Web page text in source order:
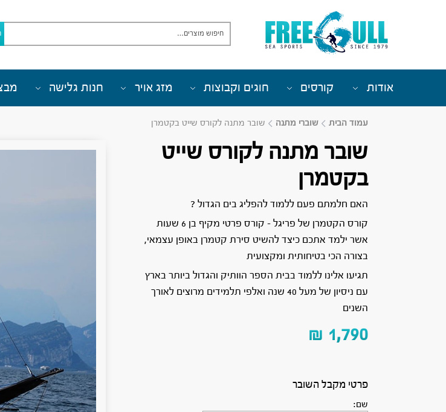
אודות קורסים חוגים וקבוצות מזג אויר חנות גלישה
עמוד הבית שוברי מתנה שובר מתנה לקורס שייט בקטמרן
שובר מתנה לקורס שייט
בקטמרן
האם חלמתם פעם ללמוד להפליג בים הגדול ?
קורס הקטמרן של פריגל – קורס פרטי מקיף בן 6 שעות
אשר ילמד אתכם כיצד להשיט סירת קטמרן באופן עצמאי,
בצורה הכי בטיחותית ומקצועית
תגיעו אלינו ללמוד בבית הספר הוותיק והגדול ביותר בארץ
עם ניסיון של מעל 40 שנה ואלפי תלמידים מרוצים לאורך
השנים
₪ 1,790
פרטי מקבל השובר
שם: